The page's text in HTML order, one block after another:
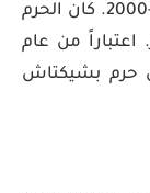
في قبول الطلاب في العام الدراسي 1999-2000. كان الحرم
من عام
حرم بشيكتاش